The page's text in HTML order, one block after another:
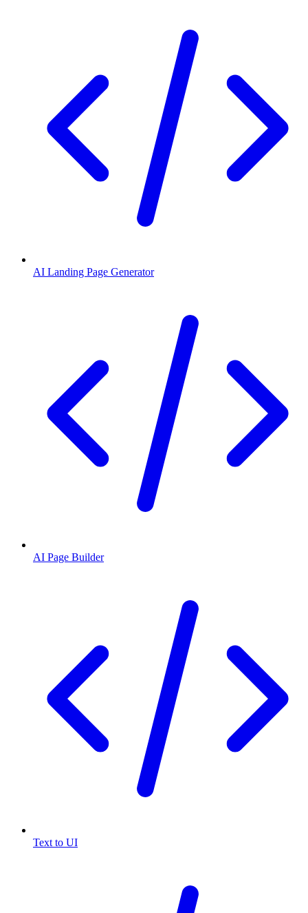
AI Landing Page Generator
AI Page Builder
Text to UI